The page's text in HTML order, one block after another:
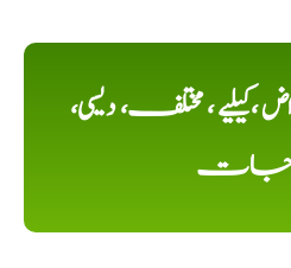
، مختلف، دیسی،
جات